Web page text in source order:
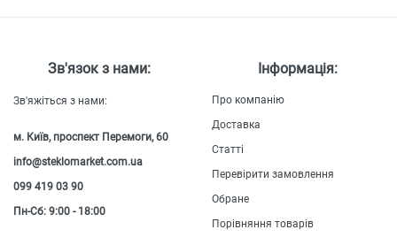
Зв'язок з нами:
Зв'яжіться з нами:
м. Київ, проспект Перемоги, 60
info@steklomarket.com.ua
099 419 03 90
Пн-Сб: 9:00 - 18:00
Інформація:
Про компанію
Доставка
Статті
Перевірити замовлення
Обране
Порівняння товарів